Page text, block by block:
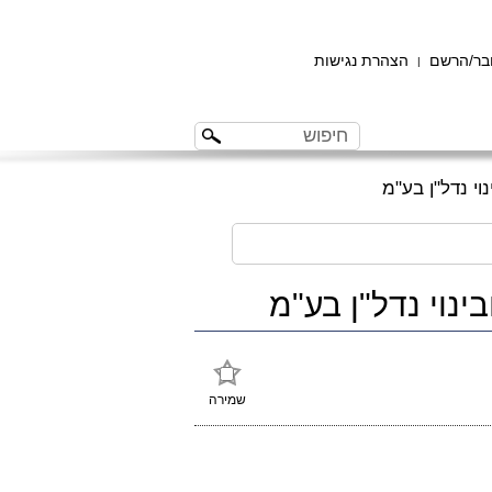
הרשם | הצהרת נגישות
שמירה